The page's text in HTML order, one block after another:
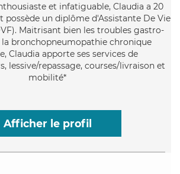
et infatiguable, Claudia a 20
possède un diplôme d'Assistante De Vie
Maitrisant bien les troubles gastro-
bronchopneumopathie chronique
Claudia apporte ses services de
lessive/repassage, courses/livraison et
mobilité*
Afficher le profil